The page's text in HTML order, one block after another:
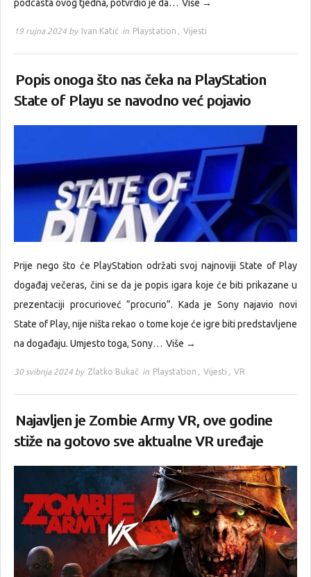
podcasta ovog tjedna, potvrdio je da… Više →
19 rujna 2024 by Ivan Katić in Playstation , Vijesti
Popis onoga što nas čeka na PlayStation
State of Playu se navodno već pojavio
Prije nego što će PlayStation održati svoj najnoviji State of Play
događaj večeras, čini se da je popis igara koje će biti prikazane u
prezentaciji procurioveć ”procurio”. Kada je Sony najavio novi
State of Play, nije ništa rekao o tome koje će igre biti predstavljene
na događaju. Umjesto toga, Sony… Više →
30 svibnja 2024 by Zlatko Bukač in Playstation , Vijesti , VR
Najavljen je Zombie Army VR, ove godine
stiže na gotovo sve aktualne VR uređaje